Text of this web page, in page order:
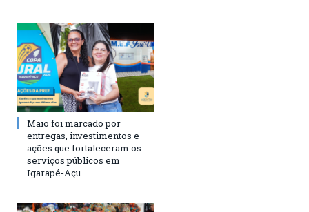
Maio foi marcado por
entregas, investimentos e
ações que fortaleceram os
serviços públicos em
Igarapé-Açu